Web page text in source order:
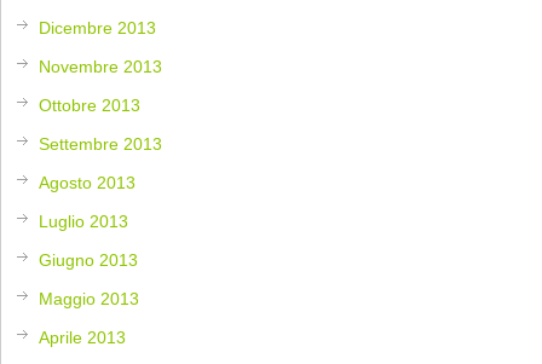
Dicembre 2013
Novembre 2013
Ottobre 2013
Settembre 2013
Agosto 2013
Luglio 2013
Giugno 2013
Maggio 2013
Aprile 2013